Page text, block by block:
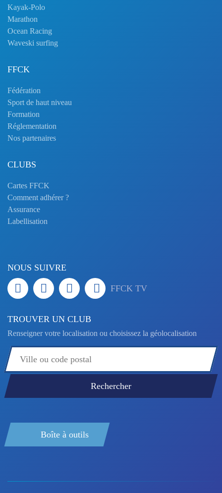
Kayak-Polo
Marathon
Ocean Racing
Waveski surfing
FFCK
Fédération
Sport de haut niveau
Formation
Réglementation
Nos partenaires
CLUBS
Cartes FFCK
Comment adhérer ?
Assurance
Labellisation
NOUS SUIVRE
FFCK TV
TROUVER UN CLUB
Renseigner votre localisation ou choisissez la géolocalisation
Boîte à outils